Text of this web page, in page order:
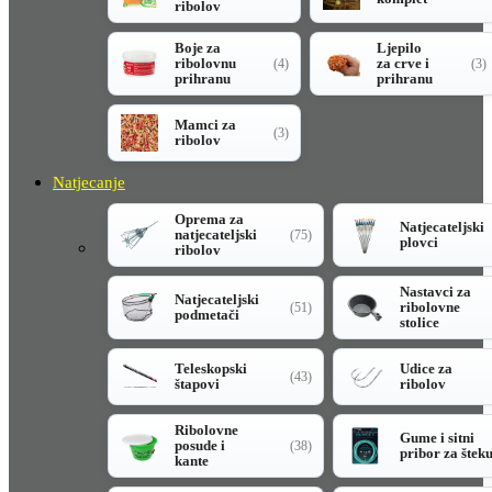
ribolov
Boje za
ribolovnu
prihranu
(4)
Ljepilo
za crve i
prihranu
(3)
Mamci za
ribolov
(3)
Natjecanje
Oprema za
natjecateljski
ribolov
(75)
Natjecateljski
plovci
Natjecateljski
podmetači
(51)
Nastavci za
ribolovne
stolice
Teleskopski
štapovi
(43)
Udice za
ribolov
Ribolovne
posude i
kante
(38)
Gume i sitni
pribor za šteku